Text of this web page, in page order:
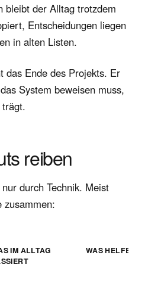
bleibt der Alltag trotzdem
Entscheidungen liegen
in alten Listen.
das Ende des Projekts. Er
System beweisen muss,
reiben
durch Technik. Meist
zusammen:
IM ALLTAG
WAS HELFEN